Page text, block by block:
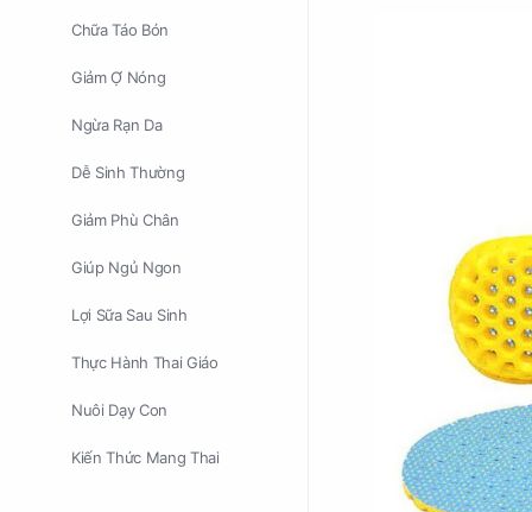
Chữa Táo Bón
Giảm Ợ Nóng
Ngừa Rạn Da
Dễ Sinh Thường
Giảm Phù Chân
Giúp Ngủ Ngon
Lợi Sữa Sau Sinh
Thực Hành Thai Giáo
Nuôi Dạy Con
Kiến Thức Mang Thai